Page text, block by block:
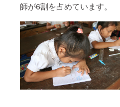
師が6割を占めています。